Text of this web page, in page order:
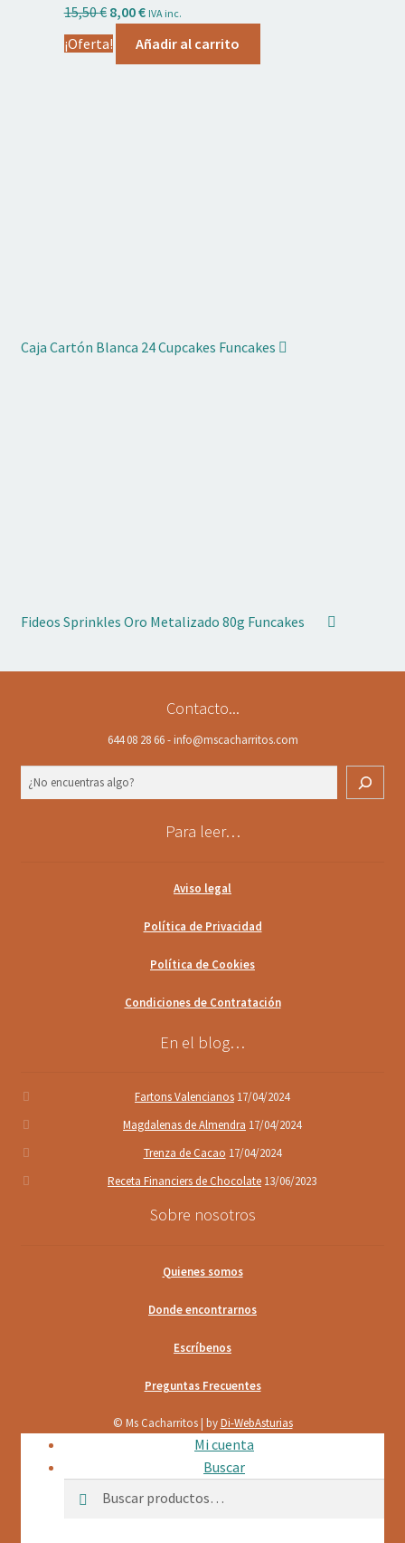
15,50€ El
precio
original
8,00€ElIVA inc.
¡Oferta! Añadir al carrito
Caja Cartón Blanca 24 Cupcakes Funcakes
Fideos Sprinkles Oro Metalizado 80g Funcakes
Contacto...
644 08 28 66 - info@mscacharritos.com
Para leer…
Aviso legal
Política de Privacidad
Política de Cookies
Condiciones de Contratación
En el blog…
Fartons Valencianos 17/04/2024
Magdalenas de Almendra 17/04/2024
Trenza de Cacao 17/04/2024
Receta Financiers de Chocolate 13/06/2023
Sobre nosotros
Quienes somos
Donde encontrarnos
Escríbenos
Preguntas Frecuentes
© Ms Cacharritos | byDi-WebAsturias
Mi cuenta
Buscar
por: